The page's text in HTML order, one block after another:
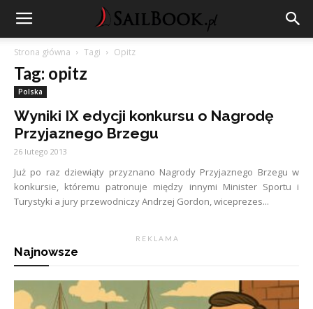
Strona główna Tagi Opitz
Tag: opitz
Polska
Wyniki IX edycji konkursu o Nagrodę
Przyjaznego Brzegu
26 lutego 2013
Już po raz dziewiąty przyznano Nagrody Przyjaznego Brzegu w
konkursie, któremu patronuje między innymi Minister Sportu i
Turystyki a jury przewodniczy Andrzej Gordon, wiceprezes...
R E K L A M A
Najnowsze